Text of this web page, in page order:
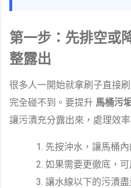
第一步：先排空或
整露出
很多人一開始就拿刷子直接
完全碰不到。要提升 馬桶污
讓污漬充分露出來，處理效
先按沖水，讓馬桶內
如果需要更徹底，
讓水線以下的污漬